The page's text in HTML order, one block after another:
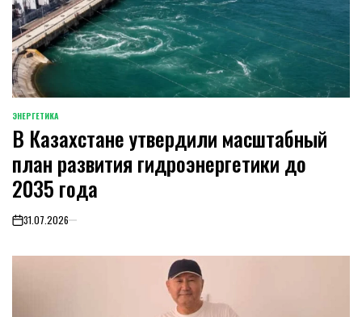
POSTED
IN
ЭНЕРГЕТИКА
В Казахстане утвердили масштабный
план развития гидроэнергетики до
2035 года
on31.07.2026